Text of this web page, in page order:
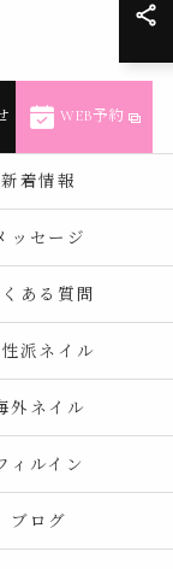
WEB予約
新着情報
ッセージ
ある質問
派ネイル
外ネイル
ィルイン
ブログ